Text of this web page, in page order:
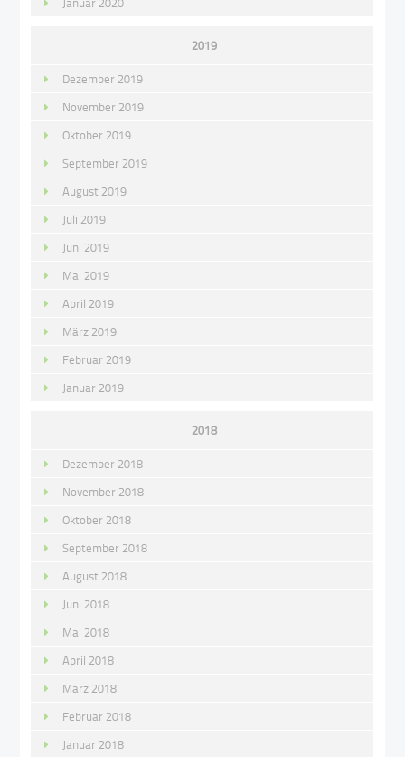
2019
Dezember 2019
November 2019
Oktober 2019
September 2019
August 2019
Juli 2019
Juni 2019
Mai 2019
April 2019
März 2019
Februar 2019
Januar 2019
2018
Dezember 2018
November 2018
Oktober 2018
September 2018
August 2018
Juni 2018
Mai 2018
April 2018
März 2018
Februar 2018
Januar 2018